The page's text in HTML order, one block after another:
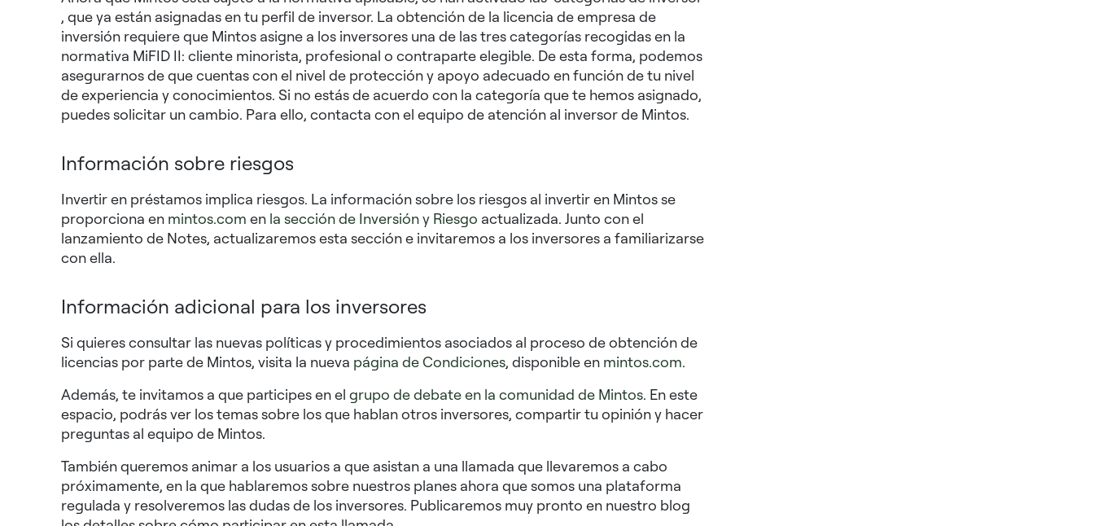
, que ya están asignadas en tu perfil de inversor. La obtención de la licencia de empresa de
inversión requiere que Mintos asigne a los inversores una de las tres categorías recogidas en la
normativa MiFID II: cliente minorista, profesional o contraparte elegible. De esta forma, podemos
asegurarnos de que cuentas con el nivel de protección y apoyo adecuado en función de tu nivel
de experiencia y conocimientos. Si no estás de acuerdo con la categoría que te hemos asignado,
puedes solicitar un cambio. Para ello, contacta con el equipo de atención al inversor de Mintos.
Información sobre riesgos
Invertir en préstamos implica riesgos. La información sobre los riesgos al invertir en Mintos se
proporciona en mintos.com en la sección de Inversión y Riesgo actualizada. Junto con el
lanzamiento de Notes, actualizaremos esta sección e invitaremos a los inversores a familiarizarse
con ella.
Información adicional para los inversores
Si quieres consultar las nuevas políticas y procedimientos asociados al proceso de obtención de
licencias por parte de Mintos, visita la nueva página de Condiciones, disponible en mintos.com.
Además, te invitamos a que participes en el grupo de debate en la comunidad de Mintos. En este
espacio, podrás ver los temas sobre los que hablan otros inversores, compartir tu opinión y hacer
preguntas al equipo de Mintos.
También queremos animar a los usuarios a que asistan a una llamada que llevaremos a cabo
próximamente, en la que hablaremos sobre nuestros planes ahora que somos una plataforma
regulada y resolveremos las dudas de los inversores. Publicaremos muy pronto en nuestro blog